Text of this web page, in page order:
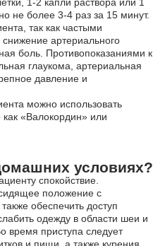
не более 3-4 раз за 15 минут.
так как частыми
артериального
боль. Противопоказаниями к
глаукома, артериальная
давление и
можно использовать
как «Валокордин» или
условиях?
спокойствие.
положение с
обеспечить доступ
одежду в области шеи и
время приступа следует